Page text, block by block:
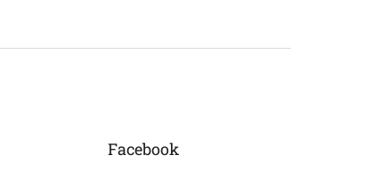
Facebook